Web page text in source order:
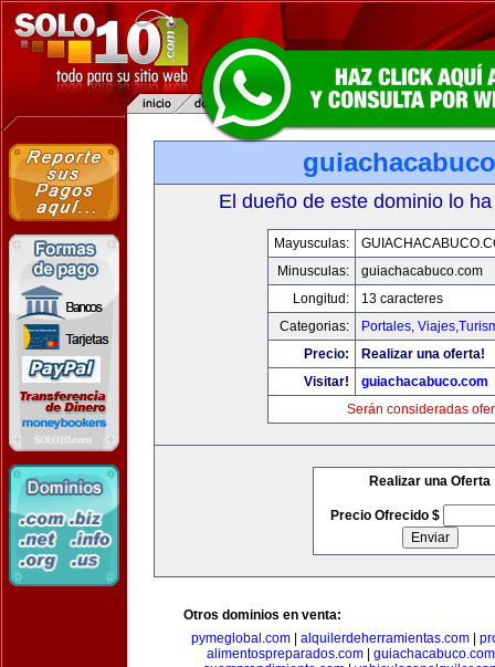
El dueño de este dominio lo
Mayusculas:
Minusculas:
guiachacabuco.com
Longitud:
13 caracteres
Categorias:
Portales,
Precio:
Realizar una oferta!
Visitar!
guiachacabuco.com
Serán consideradas
Realizar una Oferta
Precio Ofrecido $
Otros dominios en venta:
pymeglobal.com| alquilerdeherramientas.com|
alimentospreparados.com| guiachacabuco.com